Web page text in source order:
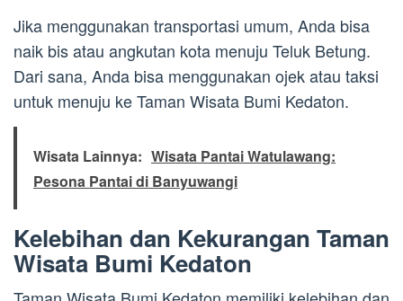
Jika menggunakan transportasi umum, Anda bisa
naik bis atau angkutan kota menuju Teluk Betung.
Dari sana, Anda bisa menggunakan ojek atau taksi
untuk menuju ke Taman Wisata Bumi Kedaton.
Wisata Lainnya: Wisata Pantai Watulawang:
Pesona Pantai di Banyuwangi
Kelebihan dan Kekurangan Taman
Wisata Bumi Kedaton